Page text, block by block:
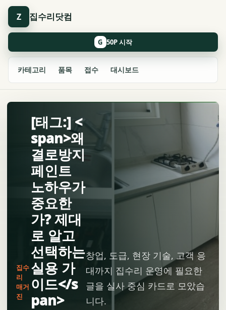
Z 집수리닷컴
카테고리 품목 접수 대시보드
G
집수
리
매거
진
[태그:] <
span>왜
결로방지
페인트
노하우가
중요한
가? 제대
로 알고
선택하는
실용 가
이드</s
pan>
창업, 도급, 현장 기술, 고객 응
대까지 집수리 운영에 필요한
글을 실사 중심 카드로 모았습
니다.